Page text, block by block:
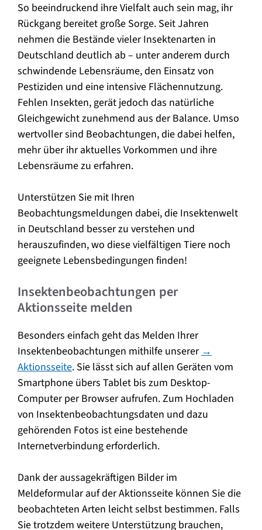
So beeindruckend ihre Vielfalt auch sein mag, ihr
Rückgang bereitet große Sorge. Seit Jahren
nehmen die Bestände vieler Insektenarten in
Deutschland deutlich ab – unter anderem durch
schwindende Lebensräume, den Einsatz von
Pestiziden und eine intensive Flächennutzung.
Fehlen Insekten, gerät jedoch das natürliche
Gleichgewicht zunehmend aus der Balance. Umso
wertvoller sind Beobachtungen, die dabei helfen,
mehr über ihr aktuelles Vorkommen und ihre
Lebensräume zu erfahren.
Unterstützen Sie mit Ihren
Beobachtungsmeldungen dabei, die Insektenwelt
in Deutschland besser zu verstehen und
herauszufinden, wo diese vielfältigen Tiere noch
geeignete Lebensbedingungen finden!
Insektenbeobachtungen per
Aktionsseite melden
Besonders einfach geht das Melden Ihrer
Insektenbeobachtungen mithilfe unserer→
Aktionsseite. Sie lässt sich auf allen Geräten vom
Smartphone übers Tablet bis zum Desktop-
Computer per Browser aufrufen. Zum Hochladen
von Insektenbeobachtungsdaten und dazu
gehörenden Fotos ist eine bestehende
Internetverbindung erforderlich.
Dank der aussagekräftigen Bilder im
Meldeformular auf der Aktionsseite können Sie die
beobachteten Arten leicht selbst bestimmen. Falls
Sie trotzdem weitere Unterstützung brauchen,